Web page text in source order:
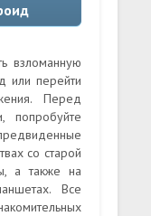
взломанную
или перейти
Перед
попробуйте
со старой
а также на
Все